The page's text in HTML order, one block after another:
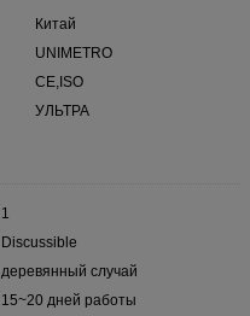
Китай
UNIMETRO
CE,ISO
УЛЬТРА
1
Discussible
деревянный случай
15~20 дней работы